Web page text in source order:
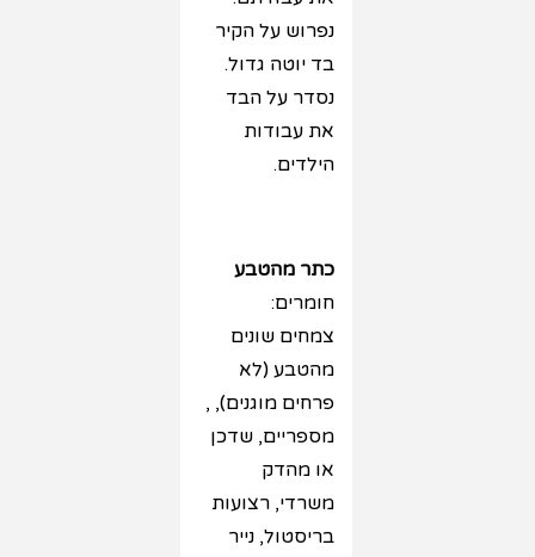
נפרוש על הקיר
בד יוטה גדול.
נסדר על הבד
את עבודות
הילדים.
כתר מהטבע
חומרים:
צמחים שונים
מהטבע (לא
פרחים מוגנים), ,
מספריים, שדכן
או מהדק
משרדי, רצועות
בריסטול, נייר